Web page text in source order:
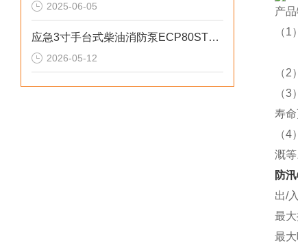
2025-06-05
应急3寸手台式柴油消防泵ECP80ST产品介绍
2026-05-12
产品
（
（
（
寿命
（
溉等
防
出/
最
最